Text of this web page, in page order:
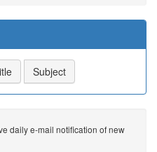
daily e-mail notification of new